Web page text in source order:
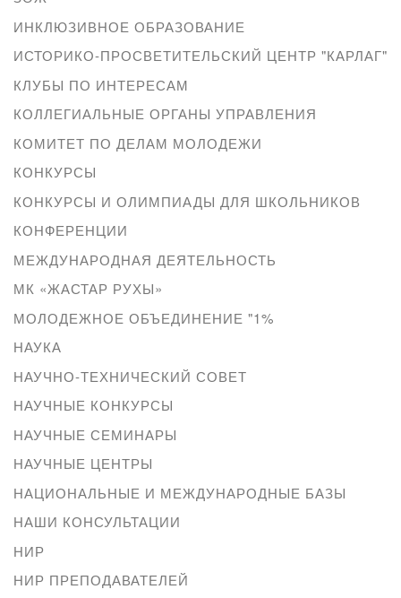
ИНКЛЮЗИВНОЕ ОБРАЗОВАНИЕ
ИСТОРИКО-ПРОСВЕТИТЕЛЬСКИЙ ЦЕНТР "КАРЛАГ"
КЛУБЫ ПО ИНТЕРЕСАМ
КОЛЛЕГИАЛЬНЫЕ ОРГАНЫ УПРАВЛЕНИЯ
КОМИТЕТ ПО ДЕЛАМ МОЛОДЕЖИ
КОНКУРСЫ
КОНКУРСЫ И ОЛИМПИАДЫ ДЛЯ ШКОЛЬНИКОВ
КОНФЕРЕНЦИИ
МЕЖДУНАРОДНАЯ ДЕЯТЕЛЬНОСТЬ
МК «ЖАСТАР РУХЫ»
МОЛОДЕЖНОЕ ОБЪЕДИНЕНИЕ "1%
НАУКА
НАУЧНО-ТЕХНИЧЕСКИЙ СОВЕТ
НАУЧНЫЕ КОНКУРСЫ
НАУЧНЫЕ СЕМИНАРЫ
НАУЧНЫЕ ЦЕНТРЫ
НАЦИОНАЛЬНЫЕ И МЕЖДУНАРОДНЫЕ БАЗЫ
НАШИ КОНСУЛЬТАЦИИ
НИР
НИР ПРЕПОДАВАТЕЛЕЙ